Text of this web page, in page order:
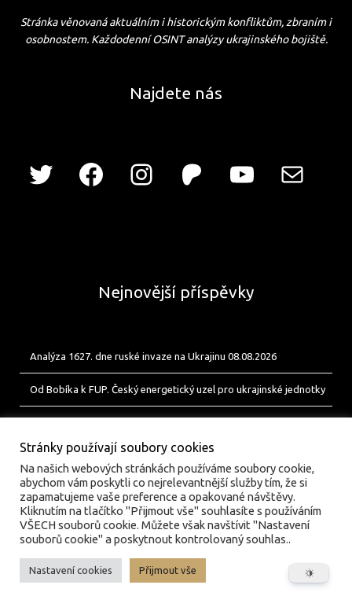
Stránka věnovaná aktuálním i historickým konfliktům, zbraním i
osobnostem. Každodenní OSINT analýzy ukrajinského bojiště.
Najdete nás
Nejnovější příspěvky
Analýza 1627. dne ruské invaze na Ukrajinu 08.08.2026
Od Bobíka k FUP. Český energetický uzel pro ukrajinské jednotky
© valka.online | Vydavatel: Jan Tofl, Plzeň | ISSN 3029-
6420
Stránky používají soubory cookies
Na našich webových stránkách používáme soubory cookie,
abychom vám poskytli co nejrelevantnější služby tím, že si
zapamatujeme vaše preference a opakované návštěvy.
Kliknutím na tlačítko "Přijmout vše" souhlasíte s používáním
VŠECH souborů cookie. Můžete však navštívit "Nastavení
souborů cookie" a poskytnout kontrolovaný souhlas..
Nastavení cookies Přijmout vše